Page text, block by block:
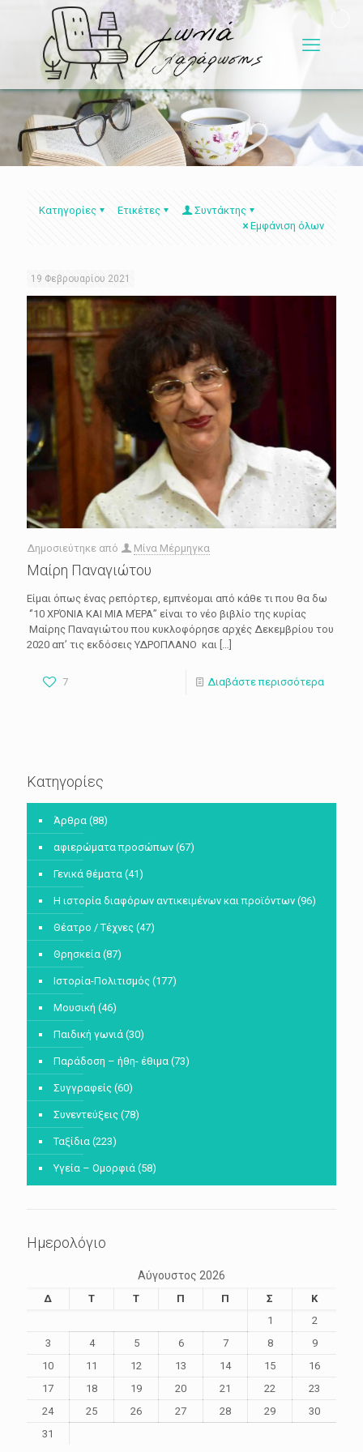
Κατηγορίες Ετικέτες
Συντάκτης
Εμφάνιση όλων
19 Φεβρουαρίου 2021
Δημοσιεύτηκε από Μίνα Μέρμηγκα
Μαίρη Παναγιώτου
Είμαι όπως ένας ρεπόρτερ, εμπνέομαι από κάθε τι που θα δω
‘’10 ΧΡΌΝΙΑ ΚΑΙ ΜΙΑ ΜΈΡΑ’’ είναι το νέο βιβλίο της κυρίας
Μαίρης Παναγιώτου που κυκλοφόρησε αρχές Δεκεμβρίου του
2020 απ’ τις εκδόσεις ΥΔΡΟΠΛΑΝΟ και […]
7 Διαβάστε περισσότερα
Κατηγορίες
Άρθρα (88)
αφιερώματα προσώπων (67)
Γενικά θέματα (41)
Η ιστορία διαφόρων αντικειμένων και προϊόντων (96)
Θέατρο / Τέχνες (47)
Θρησκεία (87)
Ιστορία-Πολιτισμός (177)
Μουσική (46)
Παιδική γωνιά (30)
Παράδοση – ήθη- έθιμα (73)
Συγγραφείς (60)
Συνεντεύξεις (78)
Ταξίδια (223)
Υγεία – Ομορφιά (58)
Ημερολόγιο
Αύγουστος 2026
Δ Τ Τ Π Π Σ
Κ
1
2
3
4 5 6 7 8
9
10
11 12 13 14 15
16
17
18 19 20 21 22
23
24
25 26 27 28 29
30
31